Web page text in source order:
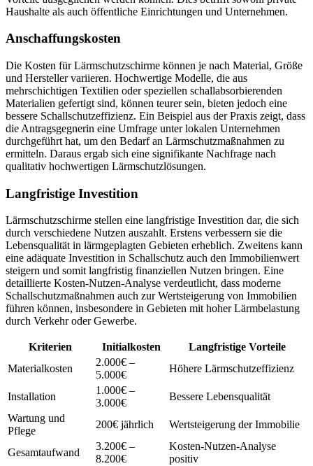
Haushalte als auch öffentliche Einrichtungen und Unternehmen.
Anschaffungskosten
Die Kosten für Lärmschutzschirme können je nach Material, Größe
und Hersteller variieren. Hochwertige Modelle, die aus
mehrschichtigen Textilien oder speziellen schallabsorbierenden
Materialien gefertigt sind, können teurer sein, bieten jedoch eine
bessere Schallschutzeffizienz. Ein Beispiel aus der Praxis zeigt, dass
die Antragsgegnerin eine Umfrage unter lokalen Unternehmen
durchgeführt hat, um den Bedarf an Lärmschutzmaßnahmen zu
ermitteln. Daraus ergab sich eine signifikante Nachfrage nach
qualitativ hochwertigen Lärmschutzlösungen.
Langfristige Investition
Lärmschutzschirme stellen eine langfristige Investition dar, die sich
durch verschiedene Nutzen auszahlt. Erstens verbessern sie die
Lebensqualität in lärmgeplagten Gebieten erheblich. Zweitens kann
eine adäquate Investition in Schallschutz auch den Immobilienwert
steigern und somit langfristig finanziellen Nutzen bringen. Eine
detaillierte Kosten-Nutzen-Analyse verdeutlicht, dass moderne
Schallschutzmaßnahmen auch zur Wertsteigerung von Immobilien
führen können, insbesondere in Gebieten mit hoher Lärmbelastung
durch Verkehr oder Gewerbe.
Kriterien Initialkosten
Langfristige Vorteile
Materialkosten
2.000€ –
5.000€
Höhere Lärmschutzeffizienz
Installation
1.000€ –
3.000€
Bessere Lebensqualität
Wartung und
Pflege
200€ jährlich Wertsteigerung der Immobilie
Gesamtaufwand
3.200€ –
8.200€
Kosten-Nutzen-Analyse
positiv